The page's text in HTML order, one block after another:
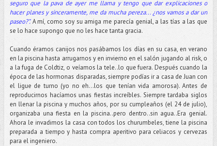
seguro que la pava de ayer me llama y tengo que dar explicaciones o
hacer planes y sinceramente, me da mucha pereza... ¿nos vamos a dar un
paseo?”.A mí, como soy su amiga me parecía genial, a las tías a las que
se lo hace supongo que no les hace tanta gracia.
Cuando éramos canijos nos pasábamos los días en su casa, en verano
en la piscina hasta arrugarnos y en invierno en el salón jugando al risk, o
a la fuga de Coldtiz, o veíamos la tele..lo que fuera. Después cuando la
época de las hormonas disparadas, siempre podías ir a casa de Juan con
el ligue de turno (yo no eh…los que tenían vida amorosa). Antes de
reproducirnos hacíamos unas fiestas increíbles. Siempre tardaba siglos
en llenar la piscina y muchos años, por su cumpleaños (el 24 de julio),
organizaba una fiesta en la piscina..pero dentro..sin agua..Era genial.
Ahora le invadimos la casa con todos los churumbeles, tiene la piscina
preparada a tiempo y hasta compra aperitivo para celiacos y cervezas
para el ingeniero.